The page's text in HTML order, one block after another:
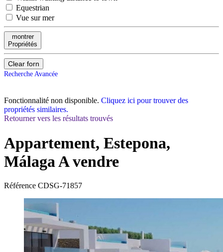
Equestrian
Vue sur mer
montrer
Propriétés
Clear forn
Recherche Avancée
Fonctionnalité non disponible. Cliquez ici pour trouver des
propriétés similaires.
Retourner vers les résultats trouvés
Appartement, Estepona,
MálagaA vendre
Référence CDSG-71857